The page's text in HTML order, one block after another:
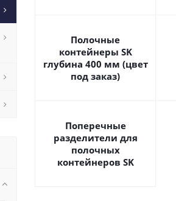
Полочные
контейнеры SK
глубина 400 мм (цвет
под заказ)
Поперечные
разделители для
полочных
контейнеров SK